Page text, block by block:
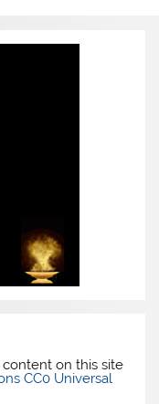
on this site
CC0 Universal